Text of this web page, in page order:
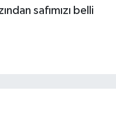
safımızı belli